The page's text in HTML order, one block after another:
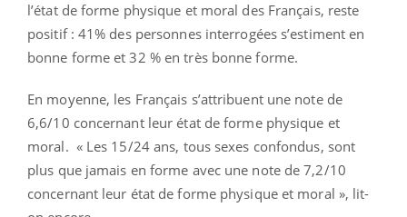
l’état de forme physique et moral des Français, reste
positif : 41% des personnes interrogées s’estiment en
bonne forme et 32 % en très bonne forme.
En moyenne, les Français s’attribuent une note de
6,6/10 concernant leur état de forme physique et
moral. « Les 15/24 ans, tous sexes confondus, sont
plus que jamais en forme avec une note de 7,2/10
concernant leur état de forme physique et moral », lit-